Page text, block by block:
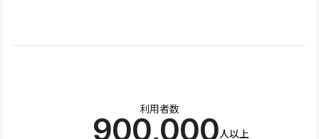
利用者数
900,000人以上